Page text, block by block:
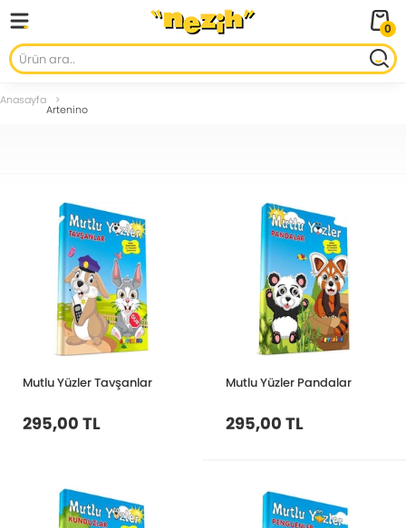
0
Anasayfa
Artenino
Mutlu Yüzler Tavşanlar
295,00 TL
Mutlu Yüzler Pandalar
295,00 TL